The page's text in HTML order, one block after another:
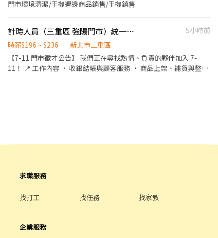
油資補貼、修繕補貼 推薦獎金 彈性排班 ⸻【應徵方式】⸻
1️⃣點擊加入：https://lin.ee/VvpVQJp（ID：@600movsk） 2️⃣加
入後"務必"留言：姓名/電話/專員找戴小姐/應徵蝦皮(截圖職缺)
門市環境清潔/手機週邊商品銷售/手機銷售
計時人員（三重區 強陽門市）統一超商 早班 晚班 大夜班
5小時前
時薪$196 ~ $236
新北市三重區
【7-11 門市徵才公告】 我們正在尋找熱情、負責的夥伴加入 7-
11！ 📍 工作內容 • 收銀結帳與顧客服務 • 商品上架、補貨與整理
求職服務
找打工 找任務 找家教
企業服務